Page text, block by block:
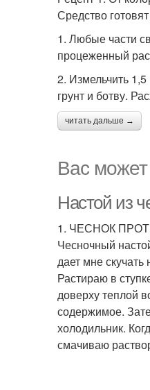
Средство
1. Любые части
процеженный
2. Измельчить
грунт и ботву.
читать дальше →
Вас
Настой из
1. ЧЕСНОК
Чесночный
дает мне
Растираю в
доверху теплой
содержимое.
холодильник.
смачиваю